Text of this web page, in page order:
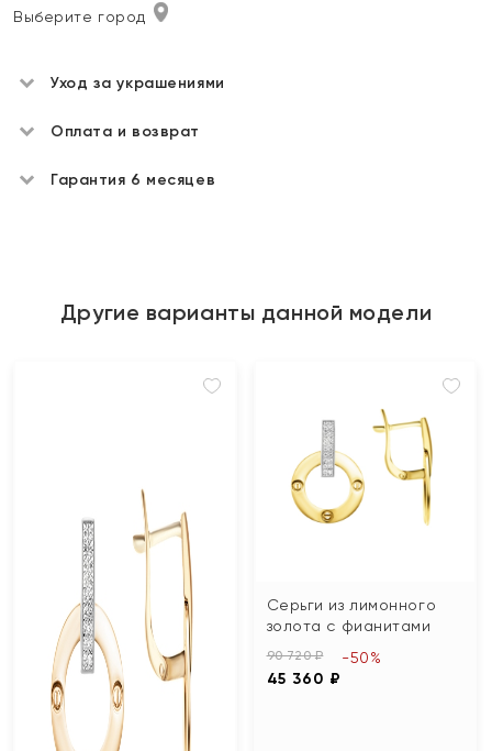
Выберите город
Уход за украшениями
Оплата и возврат
Гарантия 6 месяцев
Другие варианты данной модели
Серьги из лимонного
золота с фианитами
90 720 ₽
45 360 ₽
-50%